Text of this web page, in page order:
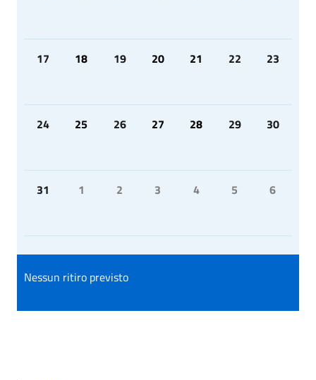
17 18 19 20 21 22 23
24 25 26 27 28 29 30
31 1 2 3 4 5 6
Nessun ritiro previsto